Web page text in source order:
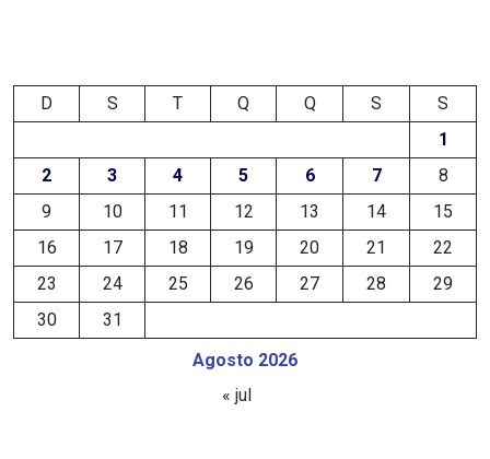
ELEIÇÃO
ELEIÇÕES
2026
EMANCIPAÇÃO
DE
Agosto 2026
D S T Q Q S
S
1
2
3 4 5 6 7
8
9
10 11 12 13 14
15
16
17 18 19 20 21
22
23
24 25 26 27 28
29
30
31
« jul